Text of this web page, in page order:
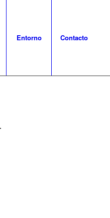
Entorno Contacto